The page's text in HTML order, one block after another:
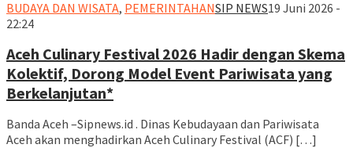
BUDAYA DAN WISATA, PEMERINTAHANSIP NEWS19 Juni 2026 -
22:24
Aceh Culinary Festival 2026 Hadir dengan Skema
Kolektif, Dorong Model Event Pariwisata yang
Berkelanjutan*
Banda Aceh –Sipnews.id . Dinas Kebudayaan dan Pariwisata
Aceh akan menghadirkan Aceh Culinary Festival (ACF) […]